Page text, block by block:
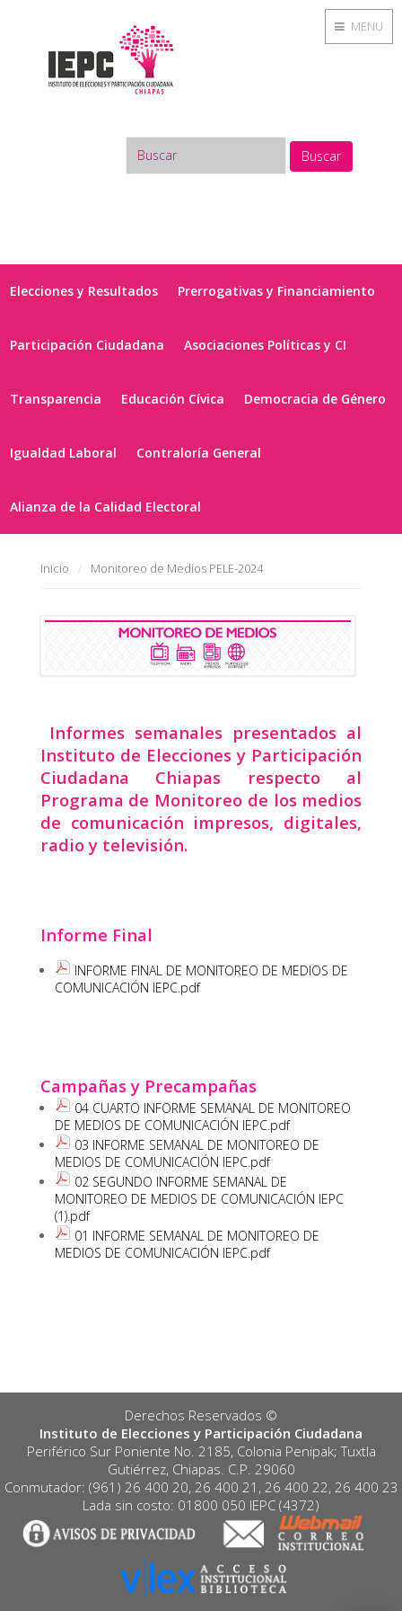
Buscar
Elecciones y Resultados Prerrogativas y Financiamiento
Participación Ciudadana Asociaciones Políticas y CI
Transparencia Educación Cívica Democracia de Género
Igualdad Laboral Contraloría General
Alianza de la Calidad Electoral
Inicio Monitoreo de Medios PELE-2024
Informes semanales presentados al
Instituto de Elecciones y Participación
Ciudadana Chiapas respecto al
Programa de Monitoreo de los medios
de comunicación impresos, digitales,
radio y televisión.
Informe Final
INFORME FINAL DE MONITOREO DE MEDIOS DE
COMUNICACIÓN IEPC.pdf
Campañas y Precampañas
04 CUARTO INFORME SEMANAL DE MONITOREO
DE MEDIOS DE COMUNICACIÓN IEPC.pdf
03 INFORME SEMANAL DE MONITOREO DE
MEDIOS DE COMUNICACIÓN IEPC.pdf
02 SEGUNDO INFORME SEMANAL DE
MONITOREO DE MEDIOS DE COMUNICACIÓN IEPC
(1).pdf
01 INFORME SEMANAL DE MONITOREO DE
MEDIOS DE COMUNICACIÓN IEPC.pdf
Derechos Reservados ©️
Instituto de Elecciones y Participación Ciudadana
Periférico Sur Poniente No. 2185, Colonia Penipak; Tuxtla
Gutiérrez, Chiapas. C.P. 29060
Conmutador: (961) 26 400 20, 26 400 21, 26 400 22, 26 400 23
Lada sin costo: 01800 050 IEPC (4372)
MENU